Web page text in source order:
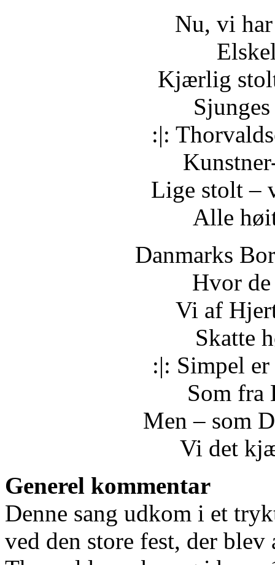
Nu, vi
Kjærlig
:|:
Lige stolt ‒
Alle
Danmarks
Hvor
Vi af
Skatte
:|: Simpel
Som fra
Men ‒ som
Vi det
Generel kommentar
Denne sang udkom i et
ved den store fest, der